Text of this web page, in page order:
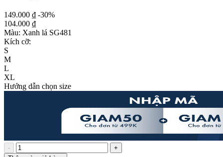
149.000 ₫ -30%
104.000 ₫
Màu: Xanh lá SG481
Kích cỡ:
S
M
L
XL
Hướng dẫn chọn size
-
+